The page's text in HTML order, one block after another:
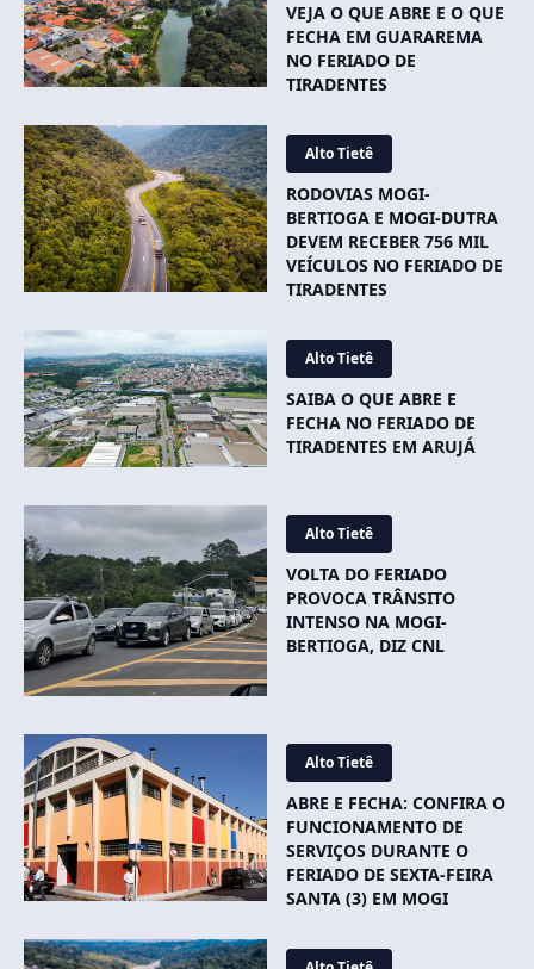
VEJA O QUE ABRE E O QUE
FECHA EM GUARAREMA
NO FERIADO DE
TIRADENTES
Alto Tietê
RODOVIAS MOGI-
BERTIOGA E MOGI-DUTRA
DEVEM RECEBER 756 MIL
VEÍCULOS NO FERIADO DE
TIRADENTES
Alto Tietê
SAIBA O QUE ABRE E
FECHA NO FERIADO DE
TIRADENTES EM ARUJÁ
Alto Tietê
VOLTA DO FERIADO
PROVOCA TRÂNSITO
INTENSO NA MOGI-
BERTIOGA, DIZ CNL
Alto Tietê
ABRE E FECHA: CONFIRA O
FUNCIONAMENTO DE
SERVIÇOS DURANTE O
FERIADO DE SEXTA-FEIRA
SANTA (3) EM MOGI